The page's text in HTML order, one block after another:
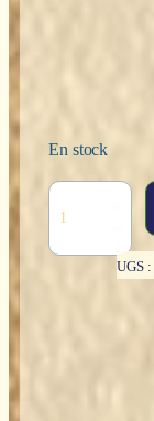
En stock
UGS :